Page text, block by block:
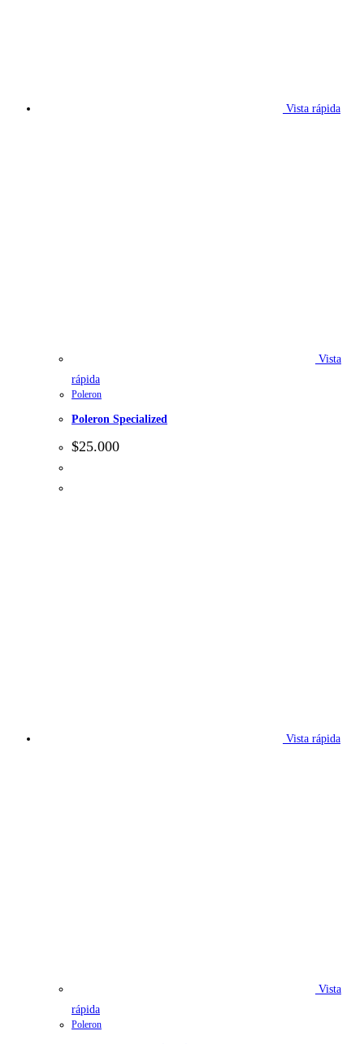
Vista rápida
Vista
rápida
Poleron
Poleron Specialized
$25.000
Vista rápida
Vista
rápida
Poleron